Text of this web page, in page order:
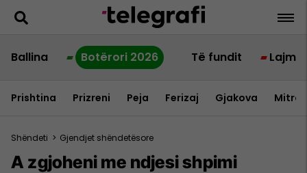
Ballina Botërori 2026 Të fundit Lajme
Prishtina Prizreni Peja Ferizaj Gjakova
Shëndeti > Gjendjet shëndetësore
A zgjoheni me ndjesi shpimi